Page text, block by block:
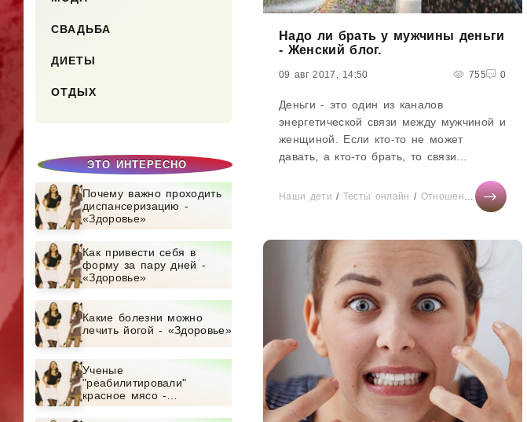
СВАДЬБА
ДИЕТЫ
ОТДЫХ
ЭТО ИНТЕРЕСНО
Почему важно проходить
диспансеризацию -
«Здоровье»
Как привести себя в
форму за пару дней -
«Здоровье»
Какие болезни можно
лечить йогой - «Здоровье»
Ученые
"реабилитировали"
красное мясо -
«Здоровье»
Надо ли брать у мужчины деньги
- Женский блог.
09 авг 2017, 14:50 755 0
Деньги - это один из каналов
энергетической связи между мужчиной и
женщиной. Если кто-то не может
давать, а кто-то брать, то связи
мужчины деньги, значит, она не хочет
Наши дети / Тесты онлайн / Отношения /Здоровье